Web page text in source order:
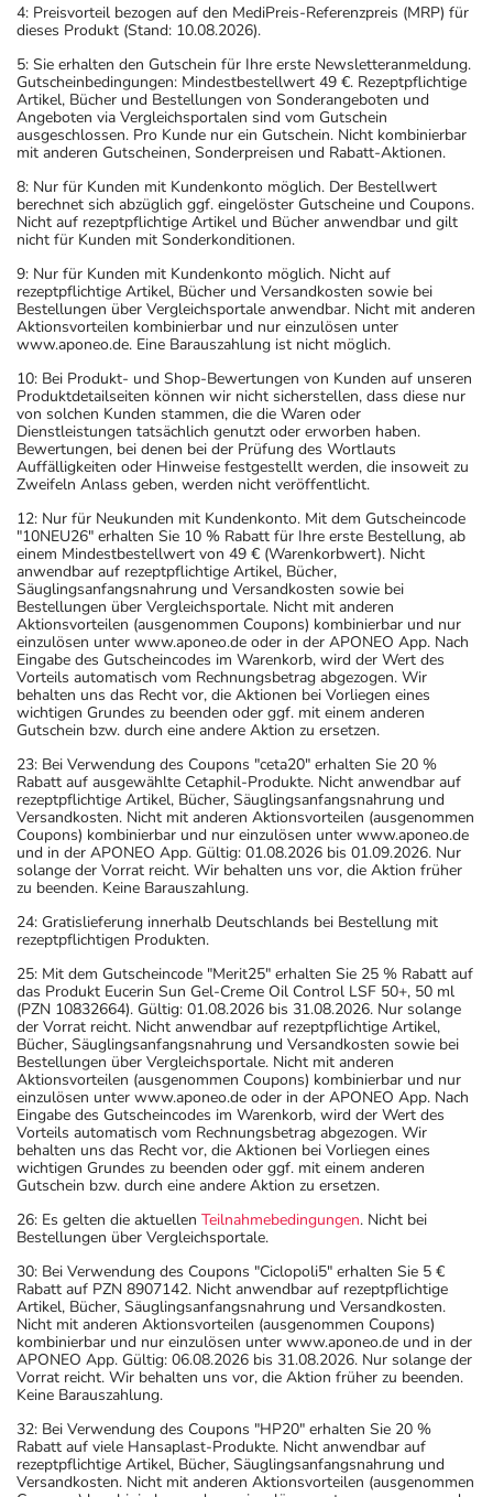
4: Preisvorteil bezogen auf den MediPreis-Referenzpreis (MRP) für
dieses Produkt (Stand: 10.08.2026).
5: Sie erhalten den Gutschein für Ihre erste Newsletteranmeldung.
Gutscheinbedingungen: Mindestbestellwert 49 €. Rezeptpflichtige
Artikel, Bücher und Bestellungen von Sonderangeboten und
Angeboten via Vergleichsportalen sind vom Gutschein
ausgeschlossen. Pro Kunde nur ein Gutschein. Nicht kombinierbar
mit anderen Gutscheinen, Sonderpreisen und Rabatt-Aktionen.
8: Nur für Kunden mit Kundenkonto möglich. Der Bestellwert
berechnet sich abzüglich ggf. eingelöster Gutscheine und Coupons.
Nicht auf rezeptpflichtige Artikel und Bücher anwendbar und gilt
nicht für Kunden mit Sonderkonditionen.
9: Nur für Kunden mit Kundenkonto möglich. Nicht auf
rezeptpflichtige Artikel, Bücher und Versandkosten sowie bei
Bestellungen über Vergleichsportale anwendbar. Nicht mit anderen
Aktionsvorteilen kombinierbar und nur einzulösen unter
www.aponeo.de. Eine Barauszahlung ist nicht möglich.
10: Bei Produkt- und Shop-Bewertungen von Kunden auf unseren
Produktdetailseiten können wir nicht sicherstellen, dass diese nur
von solchen Kunden stammen, die die Waren oder
Dienstleistungen tatsächlich genutzt oder erworben haben.
Bewertungen, bei denen bei der Prüfung des Wortlauts
Auffälligkeiten oder Hinweise festgestellt werden, die insoweit zu
Zweifeln Anlass geben, werden nicht veröffentlicht.
12: Nur für Neukunden mit Kundenkonto. Mit dem Gutscheincode
"10NEU26" erhalten Sie 10 % Rabatt für Ihre erste Bestellung, ab
einem Mindestbestellwert von 49 € (Warenkorbwert). Nicht
anwendbar auf rezeptpflichtige Artikel, Bücher,
Säuglingsanfangsnahrung und Versandkosten sowie bei
Bestellungen über Vergleichsportale. Nicht mit anderen
Aktionsvorteilen (ausgenommen Coupons) kombinierbar und nur
einzulösen unter www.aponeo.de oder in der APONEO App. Nach
Eingabe des Gutscheincodes im Warenkorb, wird der Wert des
Vorteils automatisch vom Rechnungsbetrag abgezogen. Wir
behalten uns das Recht vor, die Aktionen bei Vorliegen eines
wichtigen Grundes zu beenden oder ggf. mit einem anderen
Gutschein bzw. durch eine andere Aktion zu ersetzen.
23: Bei Verwendung des Coupons "ceta20" erhalten Sie 20 %
Rabatt auf ausgewählte Cetaphil-Produkte. Nicht anwendbar auf
rezeptpflichtige Artikel, Bücher, Säuglingsanfangsnahrung und
Versandkosten. Nicht mit anderen Aktionsvorteilen (ausgenommen
Coupons) kombinierbar und nur einzulösen unter www.aponeo.de
und in der APONEO App. Gültig: 01.08.2026 bis 01.09.2026. Nur
solange der Vorrat reicht. Wir behalten uns vor, die Aktion früher
zu beenden. Keine Barauszahlung.
24: Gratislieferung innerhalb Deutschlands bei Bestellung mit
rezeptpflichtigen Produkten.
25: Mit dem Gutscheincode "Merit25" erhalten Sie 25 % Rabatt auf
das Produkt Eucerin Sun Gel-Creme Oil Control LSF 50+, 50 ml
(PZN 10832664). Gültig: 01.08.2026 bis 31.08.2026. Nur solange
der Vorrat reicht. Nicht anwendbar auf rezeptpflichtige Artikel,
Bücher, Säuglingsanfangsnahrung und Versandkosten sowie bei
Bestellungen über Vergleichsportale. Nicht mit anderen
Aktionsvorteilen (ausgenommen Coupons) kombinierbar und nur
einzulösen unter www.aponeo.de oder in der APONEO App. Nach
Eingabe des Gutscheincodes im Warenkorb, wird der Wert des
Vorteils automatisch vom Rechnungsbetrag abgezogen. Wir
behalten uns das Recht vor, die Aktionen bei Vorliegen eines
wichtigen Grundes zu beenden oder ggf. mit einem anderen
Gutschein bzw. durch eine andere Aktion zu ersetzen.
26: Es gelten die aktuellen Teilnahmebedingungen. Nicht bei
Bestellungen über Vergleichsportale.
30: Bei Verwendung des Coupons "Ciclopoli5" erhalten Sie 5 €
Rabatt auf PZN 8907142. Nicht anwendbar auf rezeptpflichtige
Artikel, Bücher, Säuglingsanfangsnahrung und Versandkosten.
Nicht mit anderen Aktionsvorteilen (ausgenommen Coupons)
kombinierbar und nur einzulösen unter www.aponeo.de und in der
APONEO App. Gültig: 06.08.2026 bis 31.08.2026. Nur solange der
Vorrat reicht. Wir behalten uns vor, die Aktion früher zu beenden.
Keine Barauszahlung.
32: Bei Verwendung des Coupons "HP20" erhalten Sie 20 %
Rabatt auf viele Hansaplast-Produkte. Nicht anwendbar auf
rezeptpflichtige Artikel, Bücher, Säuglingsanfangsnahrung und
Versandkosten. Nicht mit anderen Aktionsvorteilen (ausgenommen